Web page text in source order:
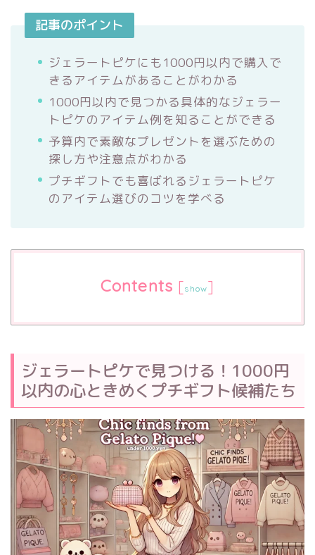
記事のポイント
ジェラートピケにも1000円以内で購入で
きるアイテムがあることがわかる
1000円以内で見つかる具体的なジェラー
トピケのアイテム例を知ることができる
予算内で素敵なプレゼントを選ぶための
探し方や注意点がわかる
プチギフトでも喜ばれるジェラートピケ
のアイテム選びのコツを学べる
Contents [show]
ジェラートピケで見つける！1000円
以内の心ときめくプチギフト候補たち